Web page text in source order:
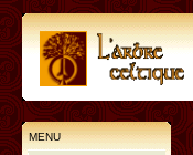
MENU